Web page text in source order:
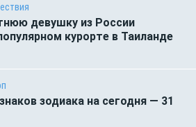
девушку из России
курорте в Таиланде
зодиака на сегодня — 31